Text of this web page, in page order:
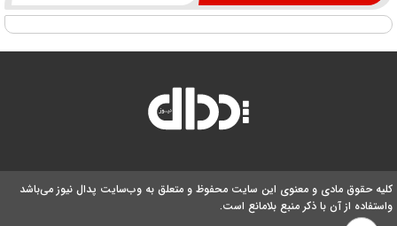
کلیه حقوق مادی و معنوی این سایت محفوظ و متعلق به وب‌سایت پدال نیوز می‌باشد
واستفاده از آن با ذکر منبع بلامانع است.